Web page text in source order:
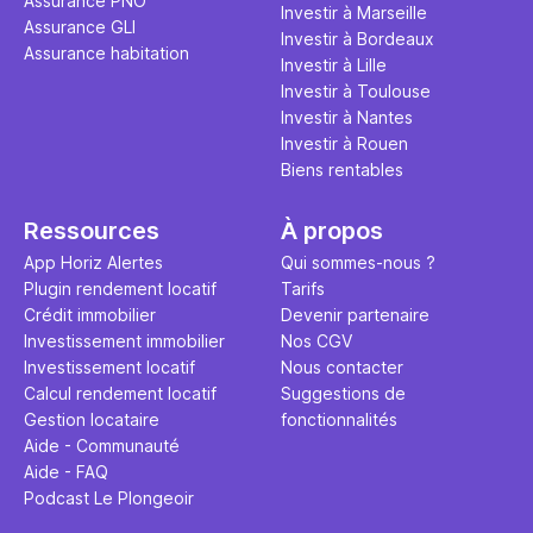
Assurance GLI
Assurance habitation
Investir à Marseille
Investir à Bordeaux
Investir à Lille
Investir à Toulouse
Investir à Nantes
Investir à Rouen
Biens rentables
Ressources
App Horiz Alertes
Plugin rendement locatif
Crédit immobilier
Investissement immobilier
Investissement locatif
Calcul rendement locatif
Gestion locataire
Aide - Communauté
Aide - FAQ
Podcast Le Plongeoir
À propos
Qui sommes-nous ?
Tarifs
Devenir partenaire
Nos CGV
Nous contacter
Suggestions de
fonctionnalités